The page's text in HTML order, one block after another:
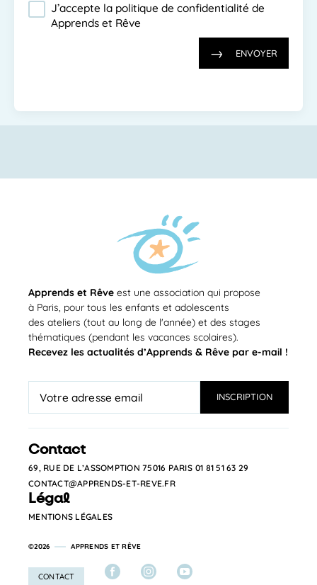
J’accepte la politique de confidentialité de
Apprends et Rêve
Apprends et Rêve est une association qui propose
à Paris, pour tous les enfants et adolescents
des ateliers (tout au long de l'année) et des stages
thématiques (pendant les vacances scolaires).
Recevez les actualités d’Apprends & Rêve par e-mail !
Contact
69, RUE DE L’ASSOMPTION 75016 PARIS 01 81 51 63 29
CONTACT@APPRENDS-ET-REVE.FR
Légal
MENTIONS LÉGALES
©2026 APPRENDS ET RÊVE
CONTACT